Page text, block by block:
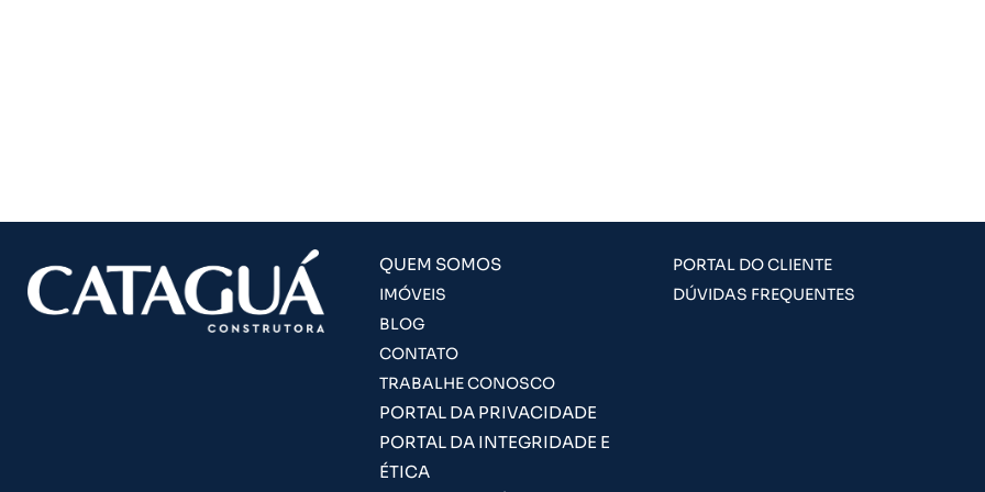
QUEM SOMOS
IMÓVEIS
BLOG
CONTATO
TRABALHE CONOSCO
PORTAL DA PRIVACIDADE
PORTAL DA INTEGRIDADE E
ÉTICA
PORTAL DO CLIENTE
DÚVIDAS FREQUENTES